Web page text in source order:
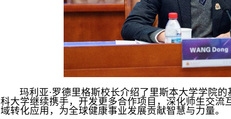
玛利亚·罗德里格斯校长介绍了里斯本大学学院
科大学继续携手，开发更多合作项目，深化师生交流
域转化应用，为全球健康事业发展贡献智慧与力量。